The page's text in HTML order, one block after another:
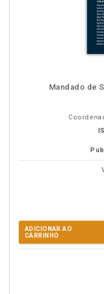
Mandado de
ADICIONAR AO
CARRINHO